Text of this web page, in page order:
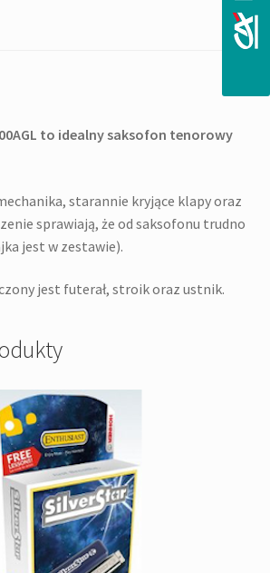
to idealny saksofon tenorowy
starannie kryjące klapy oraz
sprawiają, że od saksofonu trudno
jest w zestawie).
jest futerał, stroik oraz ustnik.